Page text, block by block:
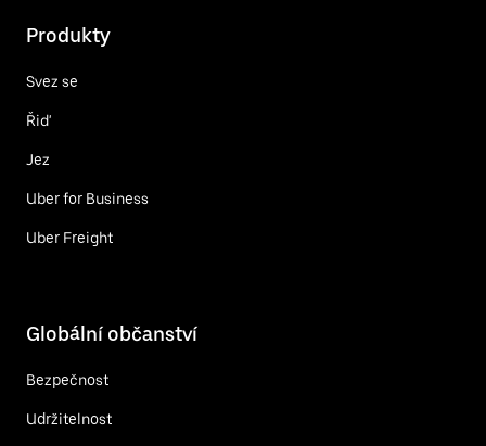
Produkty
Svez se
Řiď
Jez
Uber for Business
Uber Freight
Globální občanství
Bezpečnost
Udržitelnost